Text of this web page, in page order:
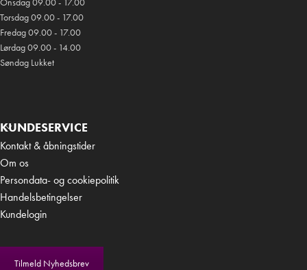
Torsdag 09.00 - 17.00
Fredag 09.00 - 17.00
Lørdag 09.00 - 14.00
Søndag Lukket
KUNDESERVICE
Kontakt & åbningstider
Om os
Persondata- og cookiepolitik
Handelsbetingelser
Kundelogin
Tilmeld Nyhedsbrev